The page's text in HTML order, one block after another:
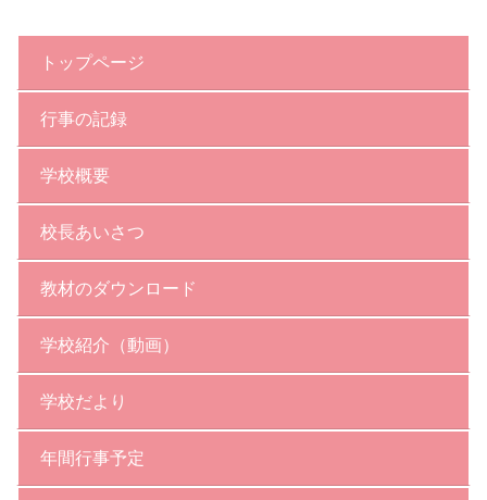
トップページ
行事の記録
学校概要
校長あいさつ
教材のダウンロード
学校紹介（動画）
学校だより
年間行事予定